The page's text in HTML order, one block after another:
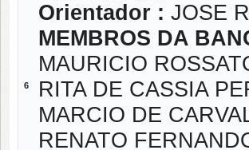
6
Orientador : JOSE
MEMBROS DA
MAURICIO
RITA DE CASSIA
MARCIO DE
RENATO